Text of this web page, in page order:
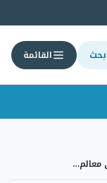
بحث القائمة
معالم…